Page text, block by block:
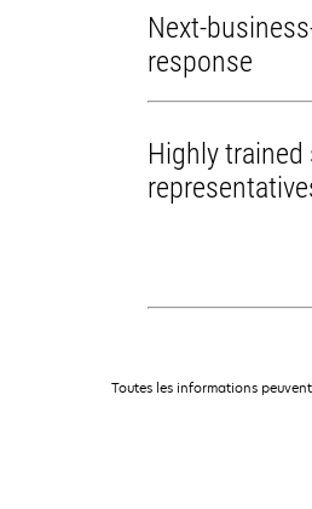
Next-
response
Highly trained
Toutes les informations